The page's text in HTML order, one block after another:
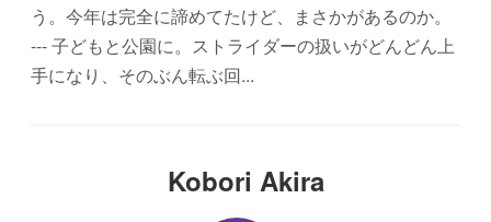
う。今年は完全に諦めてたけど、まさかがあるのか。
--- 子どもと公園に。ストライダーの扱いがどんどん上
手になり、そのぶん転ぶ回...
Kobori Akira